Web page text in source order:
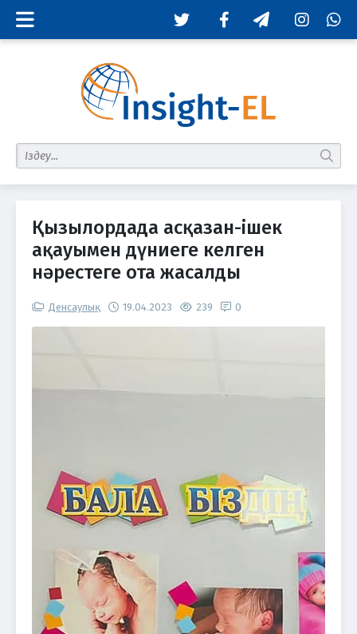
TwitterFacebookTelegramInstagram
табу
Қызылордада асқазан-ішек
ақауымен дүниеге келген
нәрестеге ота жасалды
Денсаулық 19.04.2023 239 0